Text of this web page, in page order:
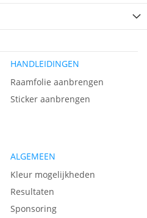
HANDLEIDINGEN
Raamfolie aanbrengen
Sticker aanbrengen
ALGEMEEN
Kleur mogelijkheden
Resultaten
Sponsoring